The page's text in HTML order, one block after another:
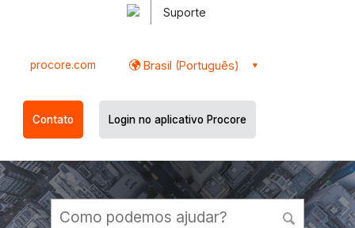
Suporte
procore.com Brasil (Português)
Contato Login no aplicativo Procore